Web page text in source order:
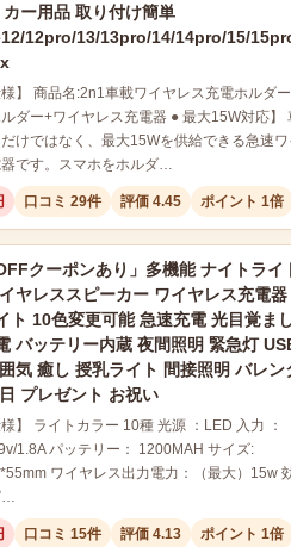
カー用品 取り付け簡単
12pro/13/13pro/14/14pro/15/
様】 商品名:2n1車載ワイヤレス充電ホルダー
ルダー+ワイヤレス充電器 ● 最大15W対応】
けではなく、最大15Wを供給できる急速
です。スマホをホルダ…
口コミ 29件 評価 4.45 ポイント 1倍
クーポンあり」多機能 ナイトライ
ヤレススピーカー ワイヤレス充電器
ト 10色変更可能 急速充電 光目覚ま
バッテリー内蔵 夜間照明 緊急灯
気 癒し 授乳ライト 間接照明 バレン
プレゼント お祝い
様】 ライトカラー 10種 光源 ：LED 入力 ：
1.8A パッテリー： 1200MAH サイズ:
ワイヤレス出力電力：（最大）15w
…
口コミ 15件 評価 4.13 ポイント 1倍